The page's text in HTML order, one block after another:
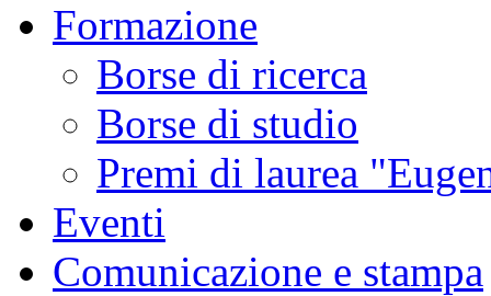
Formazione
Borse di ricerca
Borse di studio
Premi di laurea
Eventi
Comunicazione e stampa